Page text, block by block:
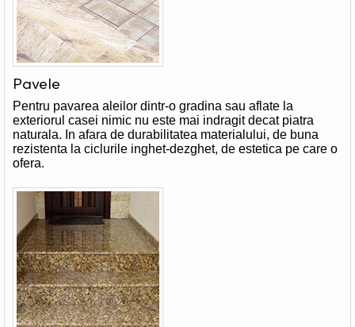
Pavele
Pentru pavarea aleilor dintr-o gradina sau aflate la
exteriorul casei nimic nu este mai indragit decat piatra
naturala. In afara de durabilitatea materialului, de buna
rezistenta la ciclurile inghet-dezghet, de estetica pe care o
ofera.